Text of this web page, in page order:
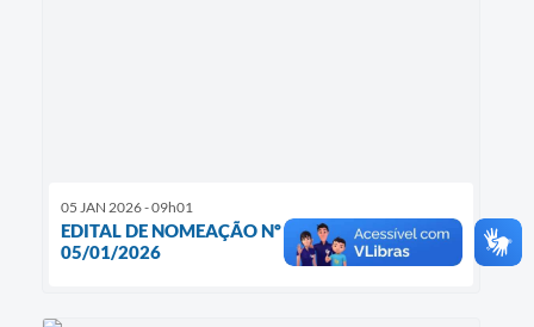
05 JAN 2026 - 09h01
EDITAL DE NOMEAÇÃO Nº 01/2026 DE
05/01/2026